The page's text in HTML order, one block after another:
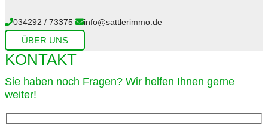
034292 / 73375 info@sattlerimmo.de
ÜBER UNS
KONTAKT
Sie haben noch Fragen? Wir helfen Ihnen gerne
weiter!​